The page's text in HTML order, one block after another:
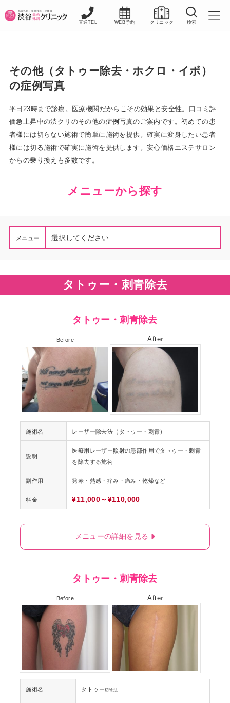
直通TEL WEB予約 クリニック 検索
その他（タトゥー除去・ホクロ・イボ）
の症例写真
平日23時まで診療。医療機関だからこその効果と安全性。口コミ評
価急上昇中の渋クリのその他の症例写真のご案内です。初めての患
者様には切らない施術で簡単に施術を提供。確実に変身したい患者
様には切る施術で確実に施術を提供します。安心価格エステサロン
からの乗り換えも多数です。
メニューから探す
メニュー
タトゥー・刺青除去
タトゥー・刺青除去
Before After
施術名 レーザー除去法（タトゥー・刺青）
説明
医療用レーザー照射の患部作用でタトゥー・刺青
を除去する施術
副作用 発赤・熱感・痒み・痛み・乾燥など
料金 ¥11,000～¥110,000
メニューの詳細を見る
タトゥー・刺青除去
Before After
施術名 タトゥー切除法